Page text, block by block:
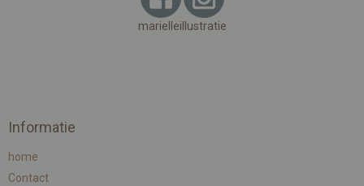
marielleillustratie
Informatie
home
Contact